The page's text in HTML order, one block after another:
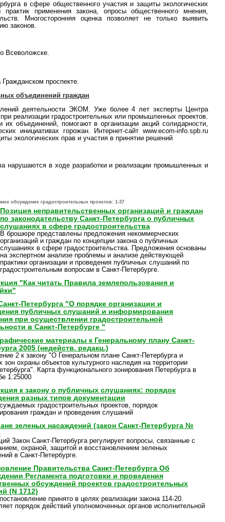
в сфере общественного участия и защиты экологических
применения закона, опросы общественного мнения,
Многосторонняя оценка позволяет не только выявить
законов.
Всеволожске.
проспекте.
объединений граждан
деятельности ЭКОМ. Уже более 4 лет эксперты Центра
реализации градостроительных или промышленных проектов.
объединений, помогают в организации акций солидарности,
инициативах горожан. Интернет-сайт www.ecom-info.spb.ru
экологических прав и участия в принятии решений
нарушаются в ходе разработки и реализации промышленных и
обсуждение градостроительных проектов: 1-37
Позиция неправительственных организаций и граждан
по законодательству Санкт-Петербурга о публичных
слушаниях в сфере градостроительства
В брошюре представлены предложения некоммерческих
организаций и граждан по концепции закона о публичных
слушаниях в сфере градостроительства. Предложения основаны
на экспертном анализе проблемы и анализе действующей
практики организации и проведения публичных слушаний по
градостроительным вопросам в Санкт-Петербурге.
"Как читать Правила землепользования и
Петербурга "О порядке организации и
публичных слушаний и информирования
при осуществлении градостроительной
в Санкт-Петербурге "
материалы к Генеральному плану Санкт-
2005 (недейств. редакц.)
2 к закону "О Генеральном плане Санкт-Петербурга и
зон охраны объектов культурного наследия на территории
Карта функционального зонирования Петербурга в
1:25000
к закону о публичных слушаниях: порядок
разных типов документации
градостроительных проектов, порядок
граждан и проведения слушаний
зеленых насаждений (закон Санкт-Петербурга №
Закон Санкт-Петербурга регулирует вопросы, связанные с
охраной, защитой и восстановлением зеленых
в Санкт-Петербурге.
Правительства Санкт-Петербурга Об
Регламента подготовки и проведения
обсуждений проектов градостроительных
(N 1712)
принято в целях реализации закона 114-20.
порядок действий уполномоченных органов исполнительной